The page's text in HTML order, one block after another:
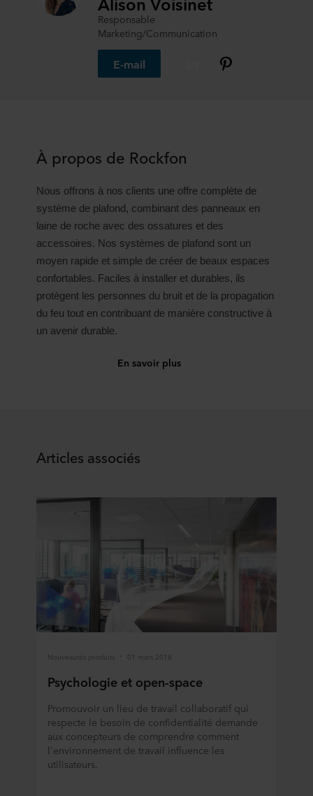
Responsable
Marketing/Communication
E-mail
À propos de Rockfon
Nous offrons à nos clients une offre complète de
système de plafond, combinant des panneaux en
laine de roche avec des ossatures et des
accessoires. Nos systèmes de plafond sont un
moyen rapide et simple de créer de beaux espaces
confortables. Faciles à installer et durables, ils
protègent les personnes du bruit et de la propagation
du feu tout en contribuant de manière constructive à
un avenir durable.
En savoir plus
Articles associés
Nouveautés produits 01 mars 2018
Psychologie et open-space
Promouvoir un lieu de travail collaboratif qui
respecte le besoin de confidentialité demande
aux concepteurs de comprendre comment
l'environnement de travail influence les
utilisateurs.